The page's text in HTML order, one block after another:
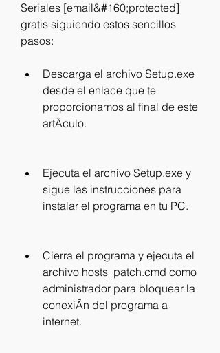
Seriales [email&#160;protected]
gratis siguiendo estos sencillos
pasos:
Descarga el archivo Setup.exe
desde el enlace que te
proporcionamos al final de este
artÃculo.
Ejecuta el archivo Setup.exe y
sigue las instrucciones para
instalar el programa en tu PC.
Cierra el programa y ejecuta el
archivo hosts_patch.cmd como
administrador para bloquear la
conexiÃn del programa a
internet.